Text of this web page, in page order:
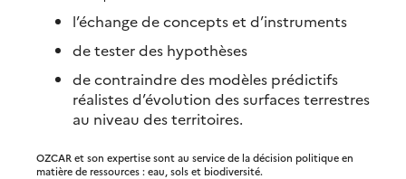
l’échange de concepts et d’instruments
de tester des hypothèses
de contraindre des modèles prédictifs
réalistes d’évolution des surfaces terrestres
au niveau des territoires.
OZCAR et son expertise sont au service de la décision politique en
matière de ressources : eau, sols et biodiversité.